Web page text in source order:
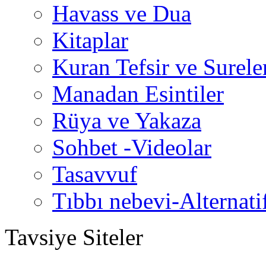
Havass ve Dua
Kitaplar
Kuran Tefsir ve
Manadan Esintiler
Rüya ve Yakaza
Sohbet -Videolar
Tasavvuf
Tıbbı nebevi-
Tavsiye Siteler